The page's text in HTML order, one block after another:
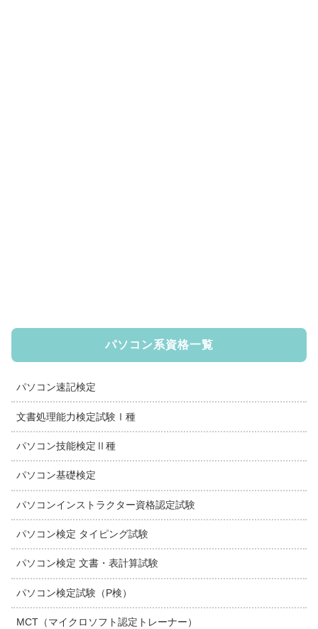
パソコン系資格一覧
パソコン速記検定
文書処理能力検定試験Ⅰ種
パソコン技能検定Ⅱ種
パソコン基礎検定
パソコンインストラクター資格認定試験
パソコン検定 タイピング試験
パソコン検定 文書・表計算試験
パソコン検定試験（P検）
MCT（マイクロソフト認定トレーナー）